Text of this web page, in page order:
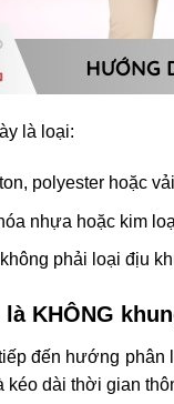
là loại:
polyester hoặc
nhựa hoặc kim
phải loại địu
KHÔNG
đến hướng phân
kéo dài thời gian